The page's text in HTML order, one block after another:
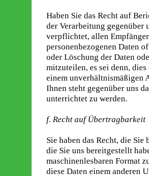
Haben Sie das Recht auf
der Verarbeitung gegenüber
verpflichtet, allen
personenbezogenen Daten
oder Löschung der Daten
mitzuteilen, es sei denn,
einem unverhältnismäßigen
Ihnen steht gegenüber uns
unterrichtet zu werden.
f. Recht auf Übertragbarkeit
Sie haben das Recht, die
die Sie uns bereitgestellt
maschinenlesbaren Format
diese Daten einem anderen